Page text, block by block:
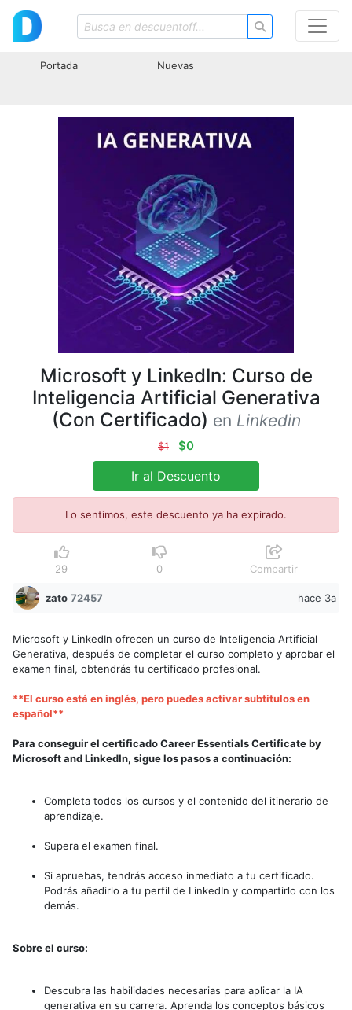
Portada Nuevas
Microsoft y LinkedIn: Curso de
Inteligencia Artificial Generativa
(Con Certificado) en Linkedin
$1 $0
Ir al Descuento
Lo sentimos, este descuento ya ha expirado.
29 0 Compartir
zato 72457 hace 3a
Microsoft y LinkedIn ofrecen un curso de Inteligencia Artificial
Generativa, después de completar el curso completo y aprobar el
examen final, obtendrás tu certificado profesional.
**El curso está en inglés, pero puedes activar subtitulos en
español**
Para conseguir el certificado Career Essentials Certificate by
Microsoft and LinkedIn, sigue los pasos a continuación:
Completa todos los cursos y el contenido del itinerario de
aprendizaje.
Supera el examen final.
Si apruebas, tendrás acceso inmediato a tu certificado.
Podrás añadirlo a tu perfil de LinkedIn y compartirlo con los
demás.
Sobre el curso:
Descubra las habilidades necesarias para aplicar la IA
generativa en su carrera. Aprenda los conceptos básicos